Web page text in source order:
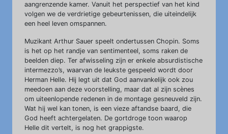
aangrenzende kamer. Vanuit het perspectief van het kind
volgen we de verdrietige gebeurtenissen, die uiteindelijk
een heel leven omspannen.
Muzikant Arthur Sauer speelt ondertussen Chopin. Soms
is het op het randje van sentimenteel, soms raken de
beelden diep. Ter afwisseling zijn er enkele absurdistische
intermezzo’s, waarvan de leukste gespeeld wordt door
Herman Helle. Hij legt uit dat God aanvankelijk ook zou
meedoen aan deze voorstelling, maar dat al zijn scènes
om uiteenlopende redenen in de montage gesneuveld zijn.
Wat hij wel kan tonen, is een vieze aftandse baard, die
God heeft achtergelaten. De gortdroge toon waarop
Helle dit vertelt, is nog het grappigste.